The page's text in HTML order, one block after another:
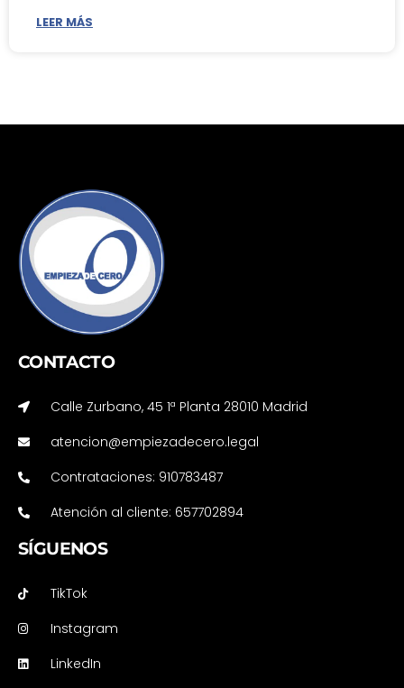
LEER MÁS
CONTACTO
Calle Zurbano, 45 1ª Planta 28010 Madrid
atencion@empiezadecero.legal
Contrataciones: 910783487
Atención al cliente: 657702894
SÍGUENOS
TikTok
Instagram
LinkedIn